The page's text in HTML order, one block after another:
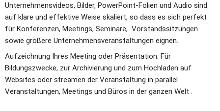
Unternehmensvideos, Bilder, PowerPoint-Folien und Audio sind
auf klare und effektive Weise skaliert, so dass es sich perfekt
für Konferenzen, Meetings, Seminare,  Vorstandssitzungen
sowie größere Unternehmensveranstaltungen eignen.
Aufzeichnung Ihres Meeting oder Präsentation. Für
Bildungszwecke, zur Archivierung und zum Hochladen auf
Websites oder streamen der Veranstaltung in parallel
Veranstaltungen, Meetings und Büros in der ganzen Welt .